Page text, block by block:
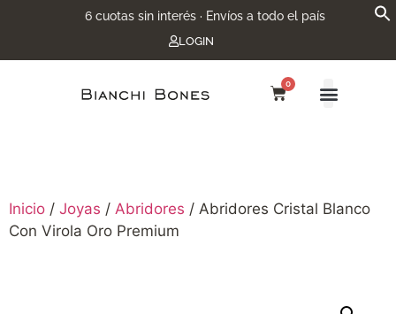
6 cuotas sin interés · Envíos a todo el país
LOGIN
0
Inicio / Joyas / Abridores / Abridores Cristal Blanco
Con Virola Oro Premium